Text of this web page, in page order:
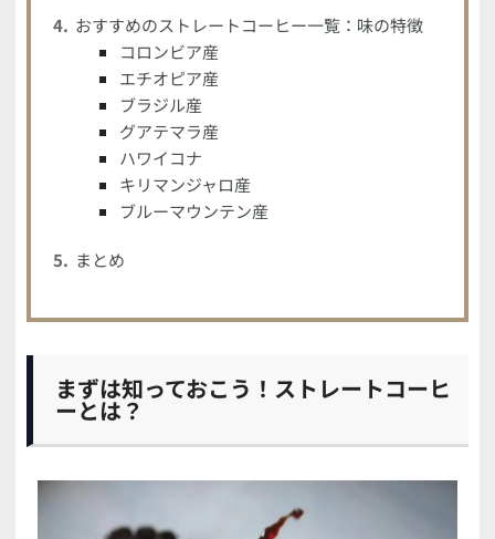
おすすめのストレートコーヒー一覧：味の特徴
コロンビア産
エチオピア産
ブラジル産
グアテマラ産
ハワイコナ
キリマンジャロ産
ブルーマウンテン産
まとめ
まずは知っておこう！ストレートコーヒ
ーとは？